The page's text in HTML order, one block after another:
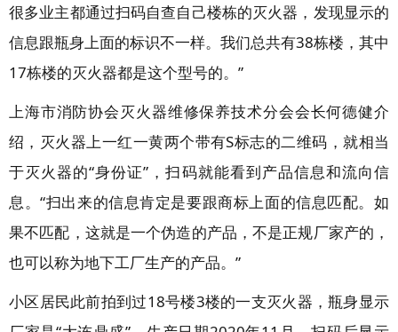
很多业主都通过扫码自查自己楼栋的灭火器，发现显示的
信息跟瓶身上面的标识不一样。我们总共有38栋楼，其中
17栋楼的灭火器都是这个型号的。”
上海市消防协会灭火器维修保养技术分会会长何德健介
绍 ，灭火器上一红一黄两个带有S标志的二维码，就相当
于灭火器的“身份证”，扫码就能看到产品信息和流向信
息。“扫出来的信息肯定是要跟商标上面的信息匹配。如
果不匹配，这就是一个伪造的产品，不是正规厂家产的，
也可以称为地下工厂生产的产品。”
小区居民此前拍到过18号楼3楼的一支灭火器，瓶身显示